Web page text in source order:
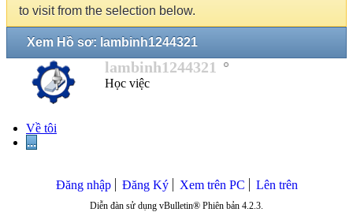
to visit from the selection below.
Xem Hồ sơ: lambinh1244321
lambinh1244321
Học việc
Về tôi
...
Đăng nhập Đăng Ký Xem trên PC Lên trên
Diễn đàn sử dụng vBulletin® Phiên bản 4.2.3.